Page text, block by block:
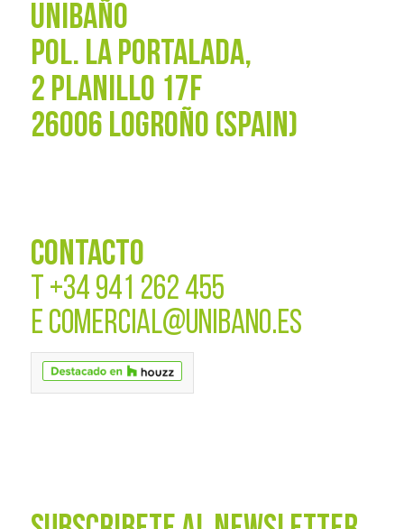
UNIBAÑO
POL. La Portalada,
2 PLANILLO 17F
26006 LOGROÑO (SPAIN)
CONTACTO
T +34 941 262 455
E COMERCIAL@UNIBANO.ES